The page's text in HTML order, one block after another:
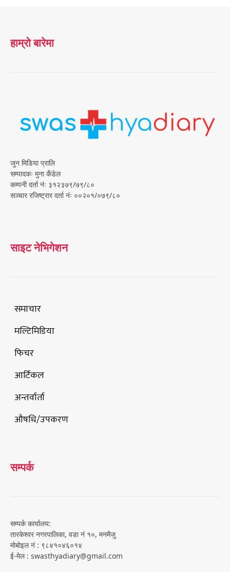
हाम्रो बारेमा
जुन मिडिया प्रालि
सम्पादकः मुना कँडेल
कम्पनी दर्ता नंः ३१२३७९/७९/८०
सञ्चार रजिष्ट्रार दर्ता नंः ००२०१/०७९/८०
साइट नेभिगेशन
समाचार
मल्टिमिडिया
फिचर
आर्टिकल
अन्तर्वार्ता
औषधि/उपकरण
सम्पर्क
सम्पर्क कार्यालय:
तारकेश्वर नगरपालिका, वडा नं १०, मनमैजु
मोबोइल नं : ९८४१०४६०१४
ई-मेल : swasthyadiary@gmail.com